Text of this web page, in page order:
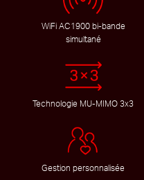
WiFi AC1900 bi-bande
simultané
Technologie MU-MIMO 3x3
Gestion personnalisée